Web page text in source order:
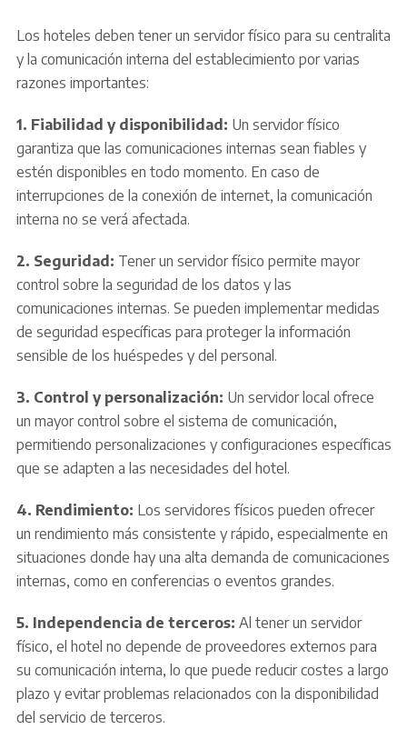
Los hoteles deben tener un servidor físico para su centralita
y la comunicación interna del establecimiento por varias
razones importantes:
1. Fiabilidad y disponibilidad: Un servidor físico
garantiza que las comunicaciones internas sean fiables y
estén disponibles en todo momento. En caso de
interrupciones de la conexión de internet, la comunicación
interna no se verá afectada.
2. Seguridad: Tener un servidor físico permite mayor
control sobre la seguridad de los datos y las
comunicaciones internas. Se pueden implementar medidas
de seguridad específicas para proteger la información
sensible de los huéspedes y del personal.
3. Control y personalización: Un servidor local ofrece
un mayor control sobre el sistema de comunicación,
permitiendo personalizaciones y configuraciones específicas
que se adapten a las necesidades del hotel.
4. Rendimiento: Los servidores físicos pueden ofrecer
un rendimiento más consistente y rápido, especialmente en
situaciones donde hay una alta demanda de comunicaciones
internas, como en conferencias o eventos grandes.
5. Independencia de terceros: Al tener un servidor
físico, el hotel no depende de proveedores externos para
su comunicación interna, lo que puede reducir costes a largo
plazo y evitar problemas relacionados con la disponibilidad
del servicio de terceros.